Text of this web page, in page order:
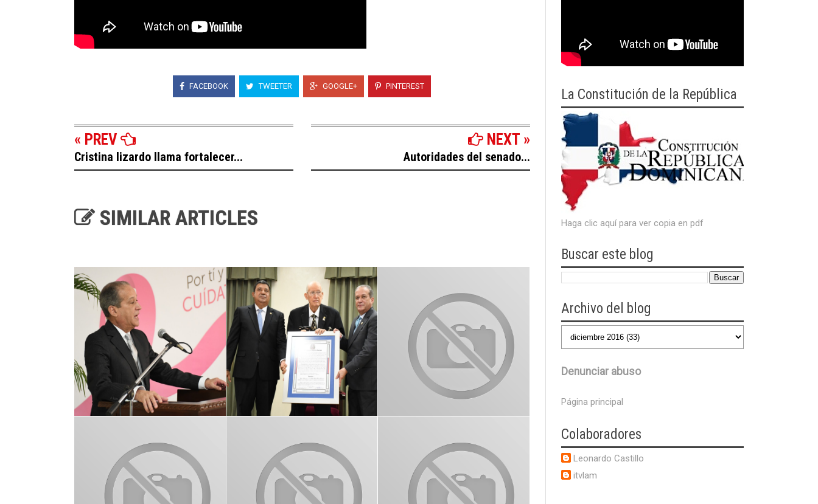
FACEBOOK TWEETER GOOGLE+ PINTEREST
« PREV
Cristina lizardo llama fortalecer...
NEXT »
Autoridades del senado...
SIMILAR ARTICLES
La Constitución de la República
Haga clic aquí para ver copia en pdf
Buscar este blog
Archivo del blog
Denunciar abuso
Página principal
Colaboradores
Leonardo Castillo
itvlam